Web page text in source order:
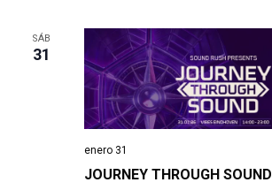
SÁB
31
JOURNEY THROUGH SOUND
enero 31